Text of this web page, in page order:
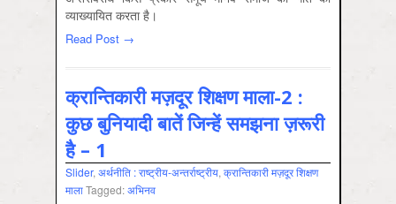
व्याख्यायित करता है।
Read Post →
क्रान्तिकारी मज़दूर शिक्षण माला-2 :
कुछ बुनियादी बातें जिन्हें समझना ज़रूरी
है – 1
Slider, अर्थनीति : राष्‍ट्रीय-अन्‍तर्राष्‍ट्रीय, क्रान्तिकारी मज़दूर शिक्षण
मालाTagged:अभिनव